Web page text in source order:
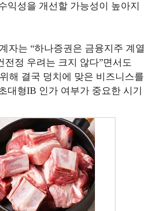
익성을 개선할 가능성이 높아지
자는 “하나증권은 금융지주 계열
전정 우려는 크지 않다”면서도
해 결국 덩치에 맞은 비즈니스를
대형IB 인가 여부가 중요한 시기